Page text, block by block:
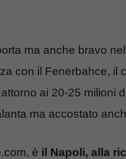
ma anche bravo
con il Fenerbahce, il
ai 20-25 milioni
ma accostato
è il Napoli, alla